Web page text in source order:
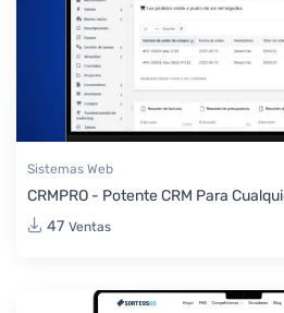
Sistemas Web
CRMPRO - Potente CRM Para
47 Ventas